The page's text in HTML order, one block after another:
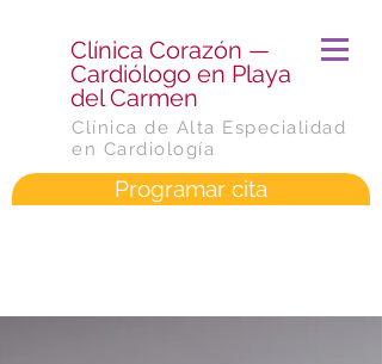
​Clínica Corazón —
Cardiólogo en Playa
del Carmen
Clínica de Alta Especialidad
en Cardiología
Programar cita